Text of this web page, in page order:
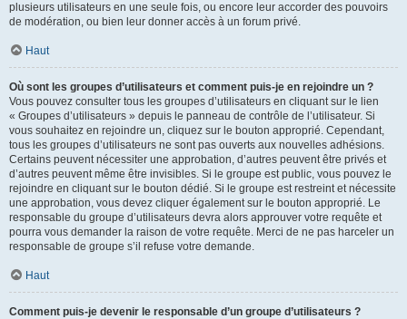
plusieurs utilisateurs en une seule fois, ou encore leur accorder des pouvoirs
de modération, ou bien leur donner accès à un forum privé.
Haut
Où sont les groupes d’utilisateurs et comment puis-je en rejoindre un ?
Vous pouvez consulter tous les groupes d’utilisateurs en cliquant sur le lien
« Groupes d’utilisateurs » depuis le panneau de contrôle de l’utilisateur. Si
vous souhaitez en rejoindre un, cliquez sur le bouton approprié. Cependant,
tous les groupes d’utilisateurs ne sont pas ouverts aux nouvelles adhésions.
Certains peuvent nécessiter une approbation, d’autres peuvent être privés et
d’autres peuvent même être invisibles. Si le groupe est public, vous pouvez le
rejoindre en cliquant sur le bouton dédié. Si le groupe est restreint et nécessite
une approbation, vous devez cliquer également sur le bouton approprié. Le
responsable du groupe d’utilisateurs devra alors approuver votre requête et
pourra vous demander la raison de votre requête. Merci de ne pas harceler un
responsable de groupe s’il refuse votre demande.
Haut
Comment puis-je devenir le responsable d’un groupe d’utilisateurs ?